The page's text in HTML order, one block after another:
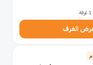
الغرف